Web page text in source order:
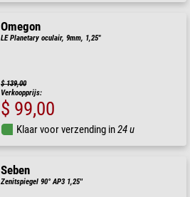
Omegon
LE Planetary oculair, 9mm, 1,25"
$ 139,00
Verkoopprijs:
$ 99,00
Klaar voor verzending in24 u
Seben
Zenitspiegel 90° AP3 1,25''